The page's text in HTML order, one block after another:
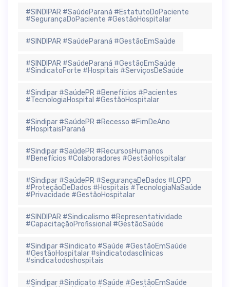
#SINDIPAR #SaúdeParaná #EstatutoDoPaciente
#SegurançaDoPaciente #GestãoHospitalar
#SINDIPAR #SaúdeParaná #GestãoEmSaúde
#SINDIPAR #SaúdeParaná #GestãoEmSaúde
#SindicatoForte #Hospitais #ServiçosDeSaúde
#Sindipar #SaúdePR #Benefícios #Pacientes
#TecnologiaHospital #GestãoHospitalar
#Sindipar #SaúdePR #Recesso #FimDeAno
#HospitaisParaná
#Sindipar #SaúdePR #RecursosHumanos
#Benefícios #Colaboradores #GestãoHospitalar
#Sindipar #SaúdePR #SegurançaDeDados #LGPD
#ProteçãoDeDados #Hospitais #TecnologiaNaSaúde
#Privacidade #GestãoHospitalar
#SINDIPAR #Sindicalismo #Representatividade
#CapacitaçãoProfissional #GestãoSaúde
#Sindipar #Sindicato #Saúde #GestãoEmSaúde
#GestãoHospitalar #sindicatodasclínicas
#sindicatodoshospitais
#Sindipar #Sindicato #Saúde #GestãoEmSaúde